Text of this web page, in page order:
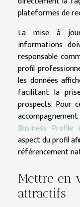
plateformes de
La mise à
informations
responsable
profil
les données
facilitant la
prospects. Pour
Business Profile
aspect du profil
référencement
Mettre en
attractifs